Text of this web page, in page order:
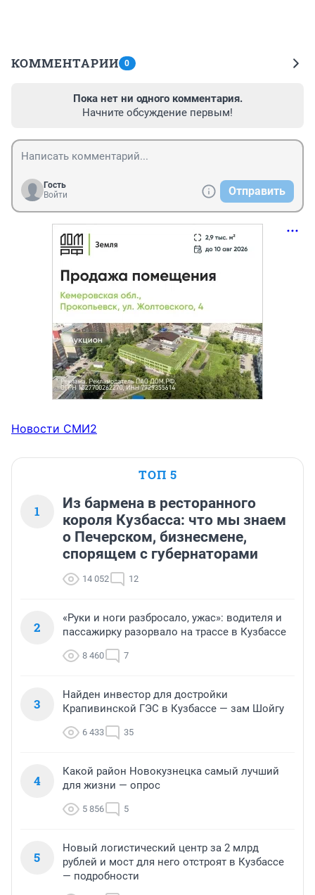
КОММЕНТАРИИ 0
Пока нет ни одного комментария.
Начните обсуждение первым!
Гость
Войти
Отправить
Новости СМИ2
ТОП 5
1
Из бармена в ресторанного
короля Кузбасса: что мы знаем
о Печерском, бизнесмене,
спорящем с губернаторами
14 052 12
2
«Руки и ноги разбросало, ужас»: водителя и
пассажирку разорвало на трассе в Кузбассе
8 460 7
3
Найден инвестор для достройки
Крапивинской ГЭС в Кузбассе — зам Шойгу
6 433 35
4
Какой район Новокузнецка самый лучший
для жизни — опрос
5 856 5
5
Новый логистический центр за 2 млрд
рублей и мост для него отстроят в Кузбассе
— подробности